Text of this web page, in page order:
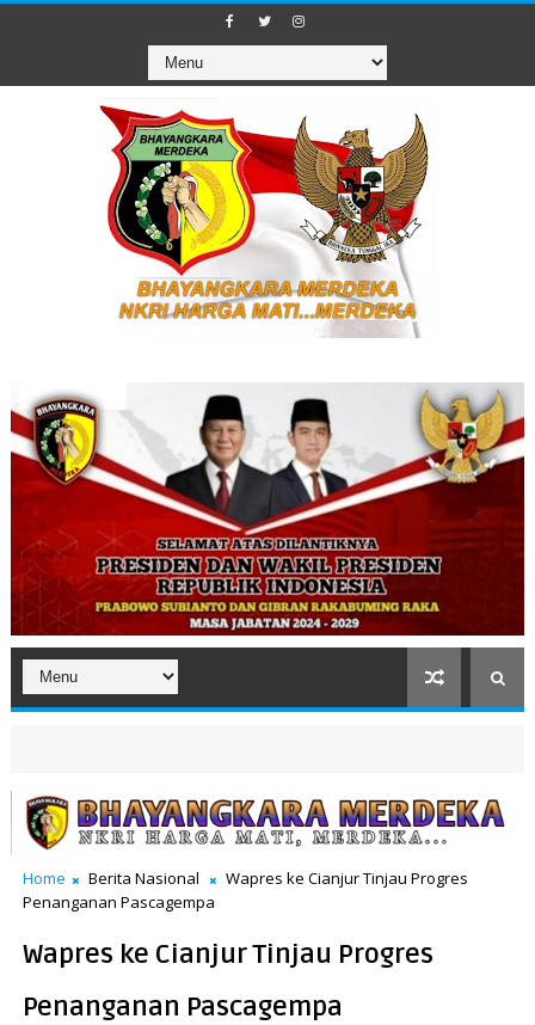
Home Berita Nasional
Wapres ke Cianjur Tinjau Progres
Penanganan Pascagempa
Wapres ke Cianjur Tinjau Progres
Penanganan Pascagempa